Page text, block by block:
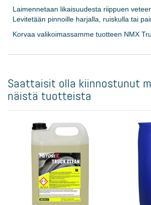
Laimennetaan likaisuudesta riippuen
Levitetään pinnoille harjalla, ruiskulla tai
Korvaa valikoimassamme tuotteen NMX
Saattaisit olla kiinnostunut
näistä tuotteista